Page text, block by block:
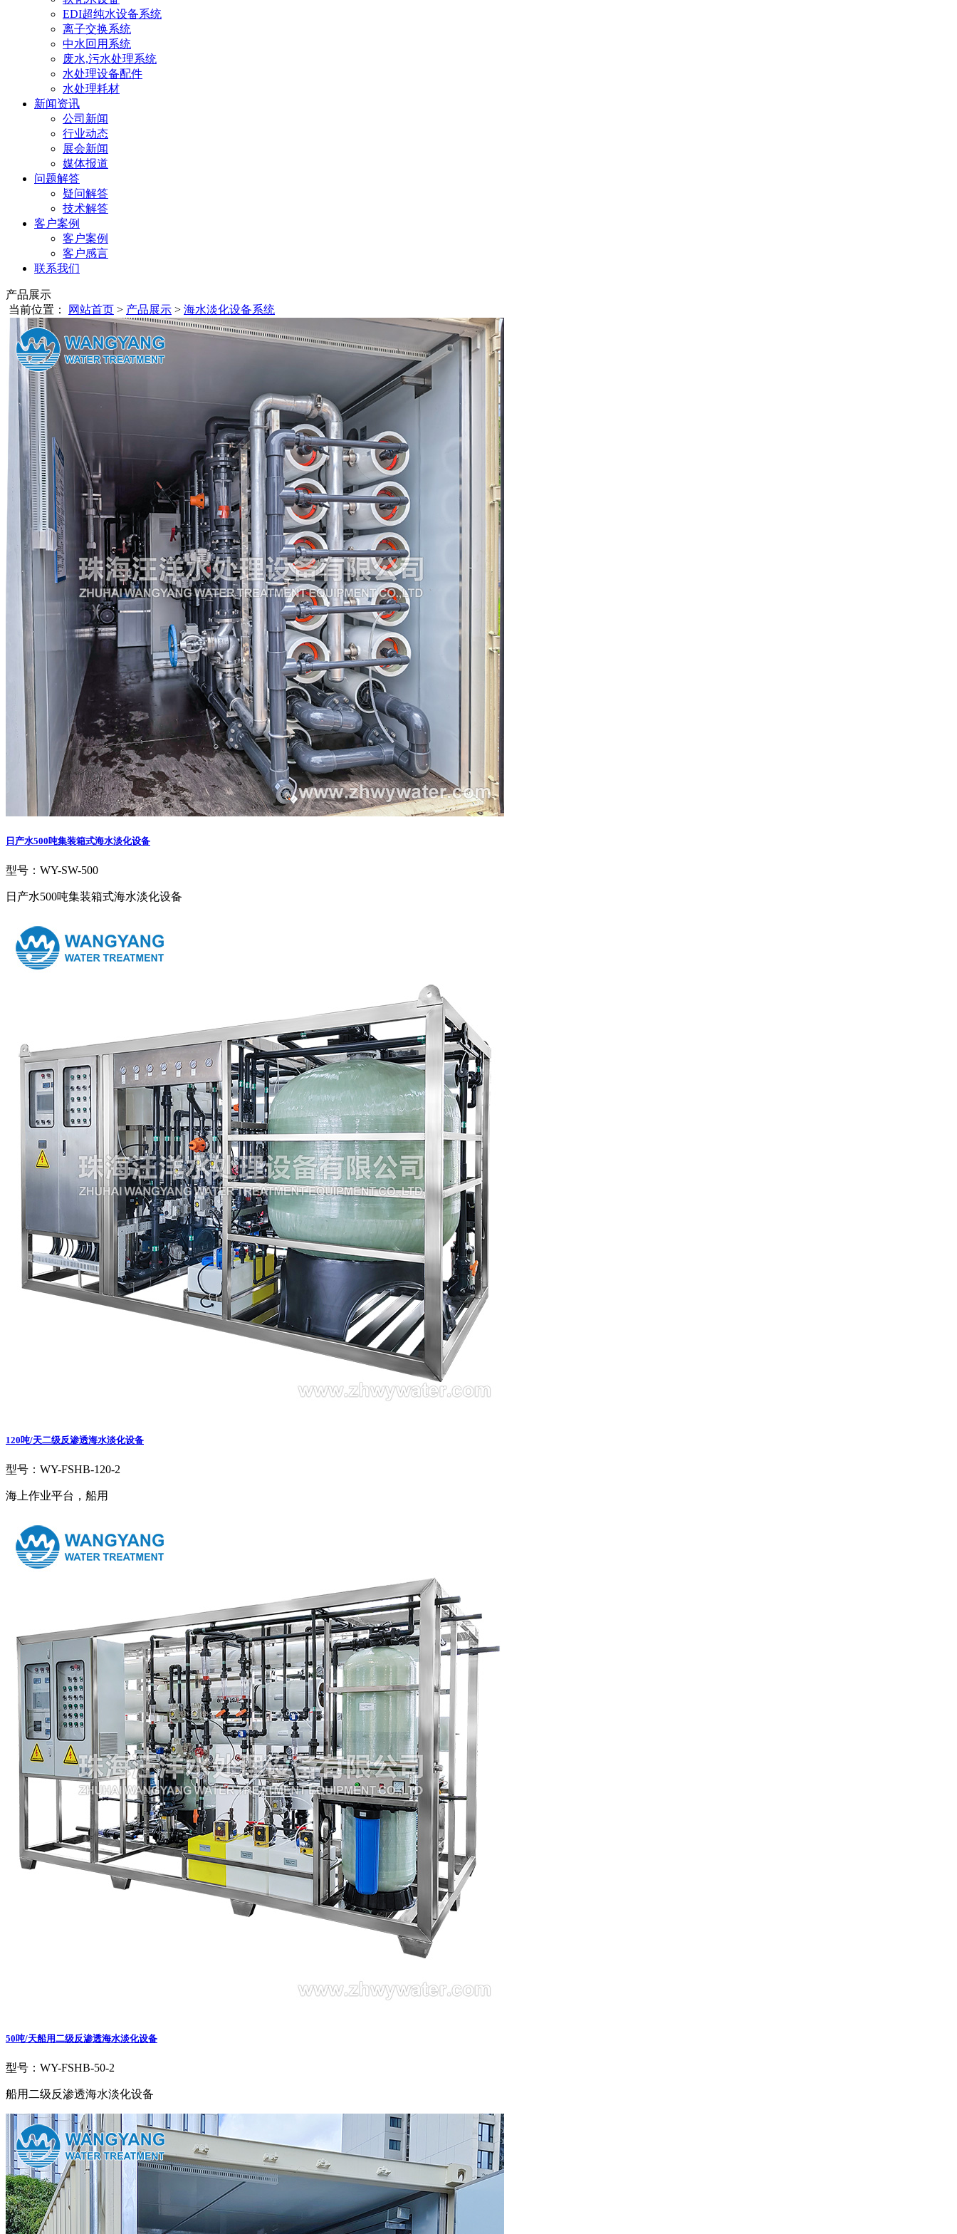
EDI超纯水设备系统
离子交换系统
中水回用系统
废水,污水处理系统
水处理设备配件
水处理耗材
新闻资讯
公司新闻
行业动态
展会新闻
媒体报道
问题解答
疑问解答
技术解答
客户案例
客户案例
客户感言
联系我们
产品展示
当前位置：
网站首页 > 产品展示 > 海水淡化设备系统
日产水500吨集装箱式海水淡化设备
型号：WY-SW-500
日产水500吨集装箱式海水淡化设备
120吨/天二级反渗透海水淡化设备
型号：WY-FSHB-120-2
海上作业平台，船用
50吨/天船用二级反渗透海水淡化设备
型号：WY-FSHB-50-2
船用二级反渗透海水淡化设备